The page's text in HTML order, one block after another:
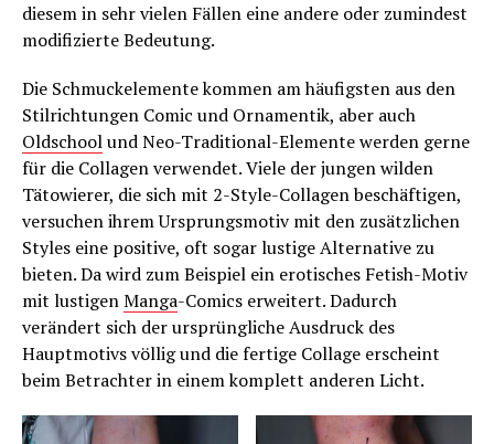
diesem in sehr vielen Fällen eine andere oder zumindest
modifizierte Bedeutung.
Die Schmuckelemente kommen am häufigsten aus den
Stilrichtungen Comic und Ornamentik, aber auch
Oldschoolund Neo-Traditional-Elemente werden gerne
für die Collagen verwendet. Viele der jungen wilden
Tätowierer, die sich mit 2-Style-Collagen beschäftigen,
versuchen ihrem Ursprungsmotiv mit den zusätzlichen
Styles eine positive, oft sogar lustige Alternative zu
bieten. Da wird zum Beispiel ein erotisches Fetish-Motiv
mit lustigenManga-Comics erweitert. Dadurch
verändert sich der ursprüngliche Ausdruck des
Hauptmotivs völlig und die fertige Collage erscheint
beim Betrachter in einem komplett anderen Licht.